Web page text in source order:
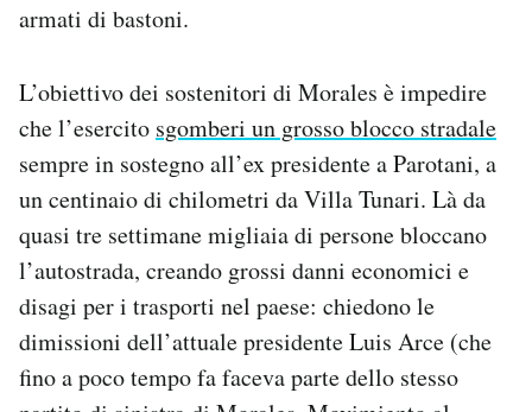
armati di bastoni.
L’obiettivo dei sostenitori di Morales è impedire
che l’esercito sgomberi un grosso blocco stradale
sempre in sostegno all’ex presidente a Parotani, a
un centinaio di chilometri da Villa Tunari. Là da
quasi tre settimane migliaia di persone bloccano
l’autostrada, creando grossi danni economici e
disagi per i trasporti nel paese: chiedono le
dimissioni dell’attuale presidente Luis Arce (che
fino a poco tempo fa faceva parte dello stesso